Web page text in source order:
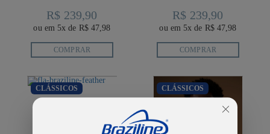
R$ 239,90
ou em 5x de R$ 47,98
COMPRAR
R$ 239,90
ou em 5x de R$ 47,98
COMPRAR
CLÁSSICOS CLÁSSICOS